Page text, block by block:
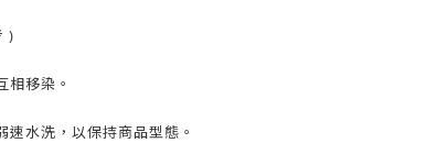
)
相移染。
水洗，以保持商品型態。